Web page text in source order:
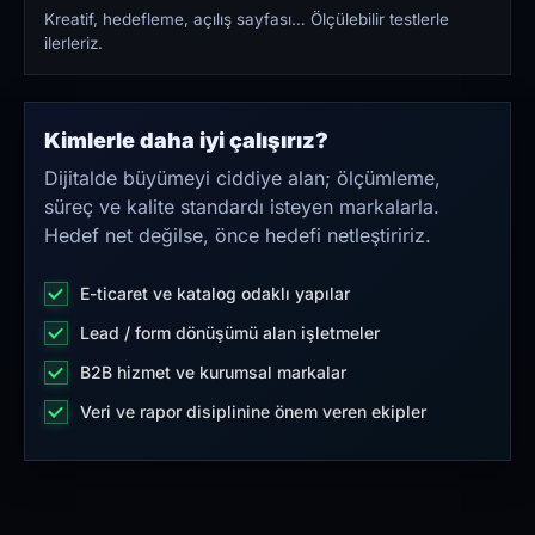
Kreatif, hedefleme, açılış sayfası… Ölçülebilir testlerle
ilerleriz.
Kimlerle daha iyi çalışırız?
Dijitalde büyümeyi ciddiye alan; ölçümleme,
süreç ve kalite standardı isteyen markalarla.
Hedef net değilse, önce hedefi netleştiririz.
E-ticaret ve katalog odaklı yapılar
Lead / form dönüşümü alan işletmeler
B2B hizmet ve kurumsal markalar
Veri ve rapor disiplinine önem veren ekipler